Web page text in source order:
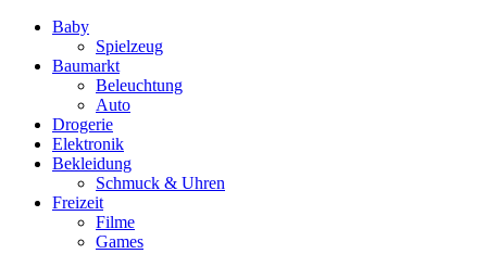
Baby
Spielzeug
Baumarkt
Beleuchtung
Auto
Drogerie
Elektronik
Bekleidung
Schmuck & Uhren
Freizeit
Filme
Games